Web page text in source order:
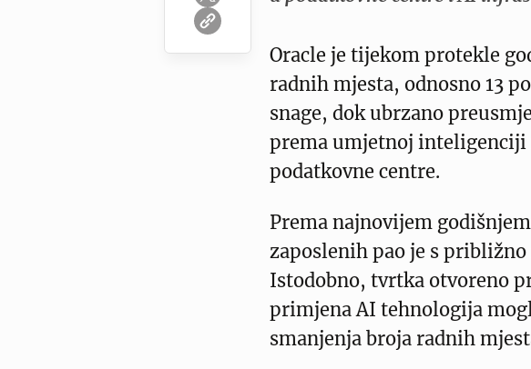
Oracle je tijekom protekle
radnih mjesta, odnosno 13
snage, dok ubrzano
prema umjetnoj
podatkovne centre.
Prema najnovijem
zaposlenih pao je s približno
Istodobno, tvrtka otvoreno
primjena AI tehnologija
smanjenja broja radnih